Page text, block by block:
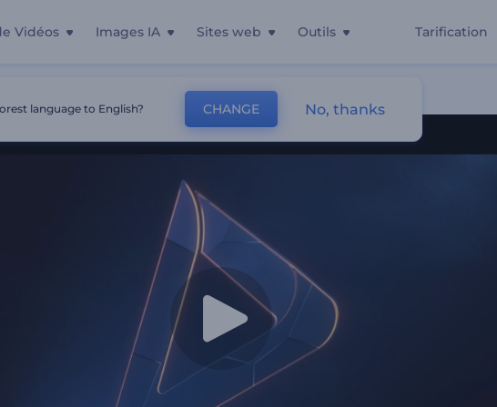
Vidéos Images IA Sites web Outils Tarification
language to English? CHANGE No, thanks